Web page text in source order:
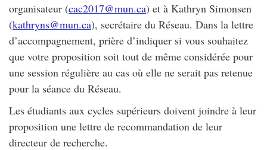
organisateur (cac2017@mun.ca) et à Kathryn Simonsen
(kathryns@mun.ca), secrétaire du Réseau. Dans la lettre
d’accompagnement, prière d’indiquer si vous souhaitez
que votre proposition soit tout de même considérée pour
une session régulière au cas où elle ne serait pas retenue
pour la séance du Réseau.
Les étudiants aux cycles supérieurs doivent joindre à leur
proposition une lettre de recommandation de leur
directeur de recherche.